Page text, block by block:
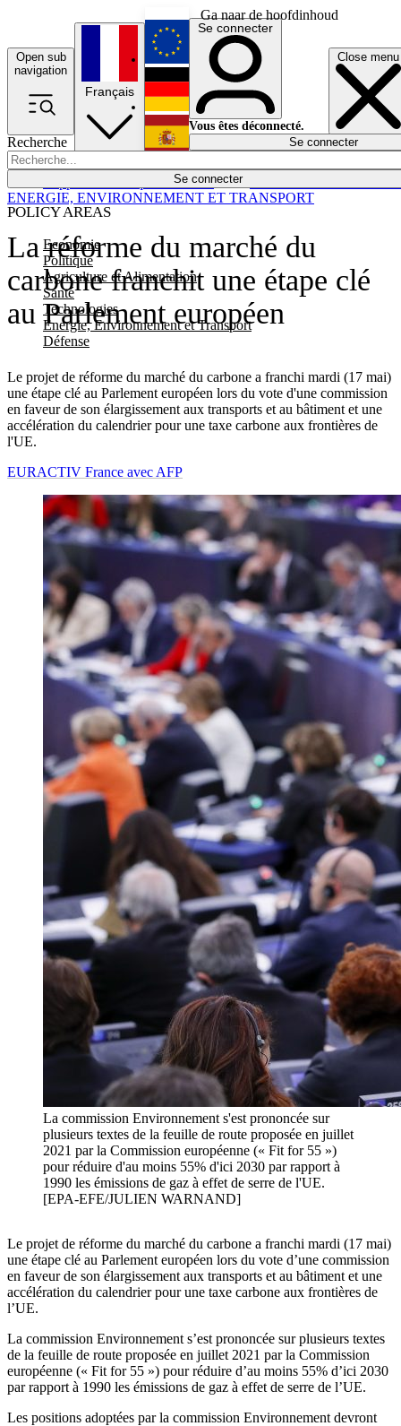
Ga naar de hoofdinhoud
Open sub
navigation
Close menu
Recherche
Se connecter
POLICY AREAS
Economie
Politique
Agriculture et Alimentation
Santé
Technologies
Energie, Environnement et Transport
Défense
Économie
Français
English
Deutsch
Español
Se connecter
Vous êtes déconnecté.
Se connecter
La réforme du marché du
carbone franchit une étape clé
au Parlement européen
Le projet de réforme du marché du carbone a franchi mardi (17 mai)
une étape clé au Parlement européen lors du vote d'une commission
en faveur de son élargissement aux transports et au bâtiment et une
accélération du calendrier pour une taxe carbone aux frontières de
l'UE.
ENERGIE, ENVIRONNEMENT ET TRANSPORT
EURACTIV France avec AFP
La commission Environnement s'est prononcée sur
plusieurs textes de la feuille de route proposée en juillet
2021 par la Commission européenne (« Fit for 55 »)
pour réduire d'au moins 55% d'ici 2030 par rapport à
1990 les émissions de gaz à effet de serre de l'UE.
[EPA-EFE/JULIEN WARNAND]
Le projet de réforme du marché du carbone a franchi mardi (17 mai)
une étape clé au Parlement européen lors du vote d’une commission
en faveur de son élargissement aux transports et au bâtiment et une
accélération du calendrier pour une taxe carbone aux frontières de
l’UE.
La commission Environnement s’est prononcée sur plusieurs textes
de la feuille de route proposée en juillet 2021 par la Commission
européenne (« Fit for 55 ») pour réduire d’au moins 55% d’ici 2030
par rapport à 1990 les émissions de gaz à effet de serre de l’UE.
Les positions adoptées par la commission Environnement devront